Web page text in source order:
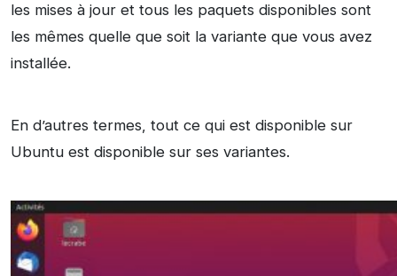
les mises à jour et tous les paquets disponibles sont
les mêmes quelle que soit la variante que vous avez
installée.
En d’autres termes, tout ce qui est disponible sur
Ubuntu est disponible sur ses variantes.